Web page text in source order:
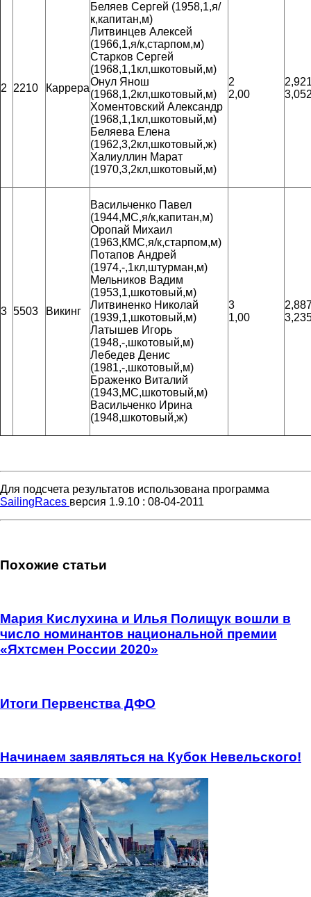
2 2210 Каррера
Беляев Сергей (1958,1,я/
к,капитан,м)
Литвинцев Алексей
(1966,1,я/к,старпом,м)
Старков Сергей
(1968,1,1кл,шкотовый,м)
Онул Янош
(1968,1,2кл,шкотовый,м)
Хоментовский Александр
(1968,1,1кл,шкотовый,м)
Беляева Елена
(1962,3,2кл,шкотовый,ж)
Халиуллин Марат
(1970,3,2кл,шкотовый,м)
2
2,00
3 5503 Викинг
Васильченко Павел
(1944,МС,я/к,капитан,м)
Оропай Михаил
(1963,КМС,я/к,старпом,м)
Потапов Андрей
(1974,-,1кл,штурман,м)
Мельников Вадим
(1953,1,шкотовый,м)
Литвиненко Николай
(1939,1,шкотовый,м)
Латышев Игорь
(1948,-,шкотовый,м)
Лебедев Денис
(1981,-,шкотовый,м)
Браженко Виталий
(1943,МС,шкотовый,м)
Васильченко Ирина
(1948,шкотовый,ж)
3
1,00
Для подсчета результатов использована программа
SailingRaces версия 1.9.10 : 08-04-2011
Похожие статьи
Мария Кислухина и Илья Полищук вошли в
число номинантов национальной премии
«Яхтсмен России 2020»
Итоги Первенства ДФО
Начинаем заявляться на Кубок Невельского!